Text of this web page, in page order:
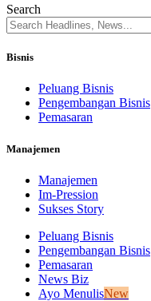
Search
Bisnis
Peluang Bisnis
Pengembangan Bisnis
Pemasaran
Manajemen
Manajemen
Im-Pression
Sukses Story
Peluang Bisnis
Pengembangan Bisnis
Pemasaran
News Biz
Ayo MenulisNew